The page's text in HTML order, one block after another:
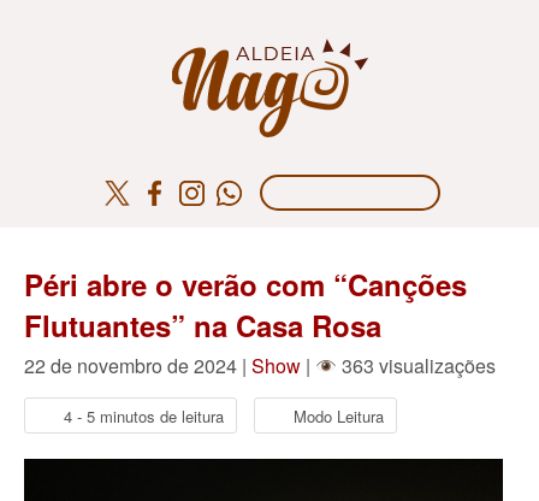
Péri abre o verão com “Canções
Flutuantes” na Casa Rosa
22 de novembro de 2024 | Show | 363 visualizações
4 - 5 minutos de leitura Modo Leitura